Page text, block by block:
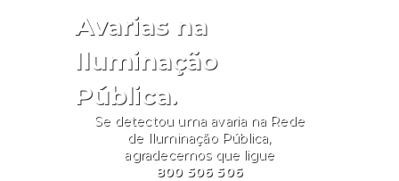
Avarias na
Iluminação
Pública.
Se detectou uma avaria na Rede
de Iluminação Pública,
agradecemos que ligue
800 506 506